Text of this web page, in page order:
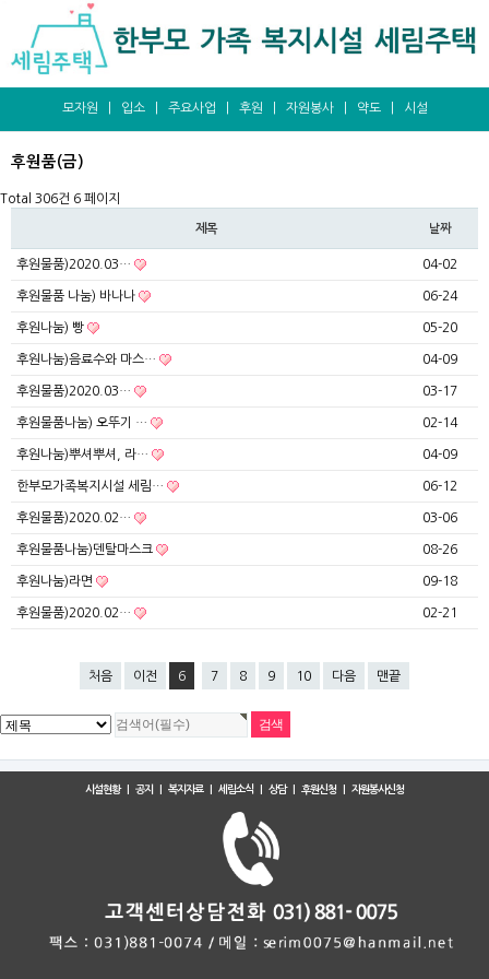
모자원 입소| 주요사업 후원 자원봉사| 약도| 시설
후원품(금)
Total 306건 6 페이지
제목 날짜
후원물품)2020.03… 04-02
후원물품 나눔) 바나나 06-24
후원나눔) 빵 05-20
후원나눔)음료수와 마스… 04-09
후원물품)2020.03… 03-17
후원물품나눔) 오뚜기 … 02-14
후원나눔)뿌셔뿌셔, 라… 04-09
한부모가족복지시설 세림… 06-12
후원물품)2020.02… 03-06
후원물품나눔)덴탈마스크 08-26
후원나눔)라면 09-18
후원물품)2020.02… 02-21
처음 이전 6 7 8 9 10 다음 맨끝
시설현황| 공지 복지자료| 세림소식 |상담|후원신청 |자원봉사신청